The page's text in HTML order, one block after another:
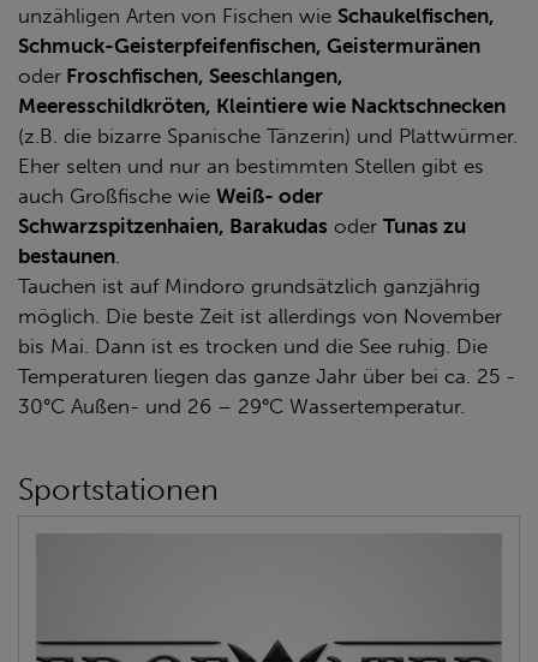
unzähligen Arten von Fischen wie Schaukelfischen,
Schmuck-Geisterpfeifenfischen, Geistermuränen
oder Froschfischen, Seeschlangen,
Meeresschildkröten, Kleintiere wie Nacktschnecken
(z.B. die bizarre Spanische Tänzerin) und Plattwürmer.
Eher selten und nur an bestimmten Stellen gibt es
auch Großfische wie Weiß- oder
Schwarzspitzenhaien, Barakudas oder Tunas zu
bestaunen.
Tauchen ist auf Mindoro grundsätzlich ganzjährig
möglich. Die beste Zeit ist allerdings von November
bis Mai. Dann ist es trocken und die See ruhig. Die
Temperaturen liegen das ganze Jahr über bei ca. 25 -
30°C Außen- und 26 – 29°C Wassertemperatur.
Sportstationen